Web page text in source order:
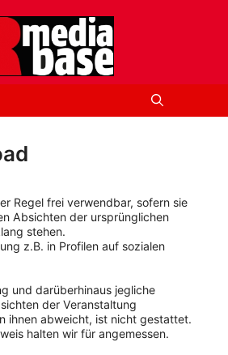
Regel frei verwendbar, sofern sie
Absichten der ursprünglichen
stehen.
z.B. in Profilen auf sozialen
und darüberhinaus jegliche
der Veranstaltung
ihnen abweicht, ist nicht gestattet.
halten wir für angemessen.